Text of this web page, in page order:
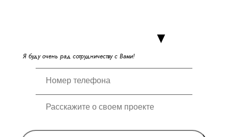
Я буду очень рад сотрудничеству с Вами!